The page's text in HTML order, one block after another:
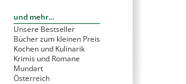
und mehr...
Unsere Bestseller
Bücher zum kleinen Preis
Kochen und Kulinarik
Krimis und Romane
Mundart
Österreich